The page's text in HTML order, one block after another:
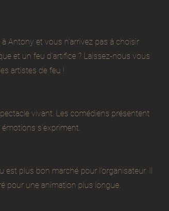
Antony et vous n’arrivez pas à choisir
et un feu d’artifice ? Laissez-nous vous
artistes de feu !
vivant. Les comédiens présentent
s’expriment.
est plus bon marché pour l’organisateur. Il
pour une animation plus longue.